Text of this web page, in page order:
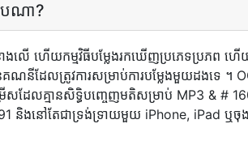
ប​ណា?
ង​លើ ហើយ​កម្មវិធី​បម្លែង​រកឃើញ​ប្រភេទ​ប្រភព
នី​ដែល​ត្រូវការ​សម្រាប់​ការ​បម្លែង​មួយ​ដង​ទេ ។
ស​ដែល​គ្មាន​សិទ្ធិ​បញ្ចេញ​មតិ​សម្រាប់ MP3 & #
ងនៅតែជាទ្រង់ទ្រាយមួយ iPhone, iPad ឬចុង